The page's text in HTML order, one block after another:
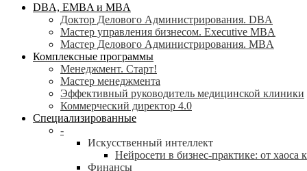
search
Menu
DBA, EMBA и MBA
Доктор Делового Администрирования. DBA
Мастер управления бизнесом. Executive MBA
Мастер Делового Администрирования. MBA
Комплексные программы
Менеджмент. Старт!
Мастер менеджмента
Эффективный руководитель медицинской клиники
Коммерческий директор 4.0
Специализированные
-
Искусственный интеллект
Нейросети в бизнес-практике: от хаоса
Финансы